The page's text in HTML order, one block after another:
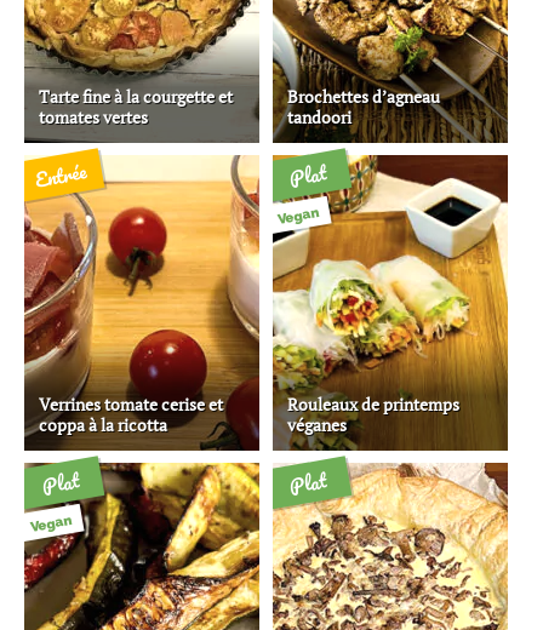
Tarte fine à la courgette et
tomates vertes
Brochettes d’agneau
tandoori
Entrée
Verrines tomate cerise et
coppa à la ricotta
Plat
Vegan
Rouleaux de printemps
véganes
Plat
Vegan
Plat